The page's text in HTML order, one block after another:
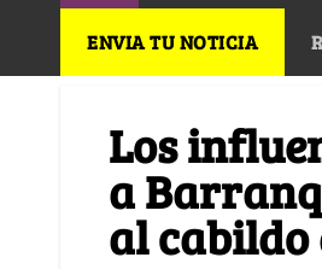
ENVIA TU NOTICIA
Los
a
al cabildo